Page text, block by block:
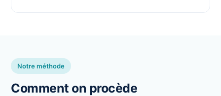
Notre méthode
Comment on procède